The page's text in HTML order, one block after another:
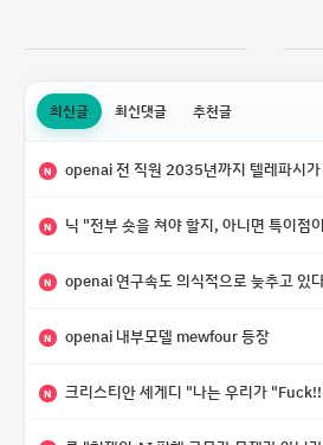
최신글 최신댓글 추천글
N openai 전 직원 2035년까지 텔레파시가 어떻게
N 닉 "전부 숏을 쳐야 할지, 아니면 특이점이 오니까 전부 롱을 쳐
N openai 연구속도 의식적으로 늦추고 있
N openai 내부모델 mewfour 등장
N 크리스티안 세게디 "나는 우리가 "Fuck!!" 단계를 피할 수